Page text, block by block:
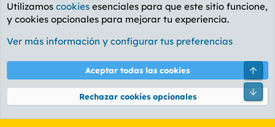
Foro General
Cookies
PL OLDSTYLE AMARILLO
Términos y reglas Política de privacidad Ayuda
Community platform by XenForo® © 2010-2026 XenForo Ltd.
Utilizamos cookies esenciales para que este sitio funcione,
y cookies opcionales para mejorar tu experiencia.
Ver más información y configurar tus preferencias
Aceptar todas las cookies
Rechazar cookies opcionales
Pie